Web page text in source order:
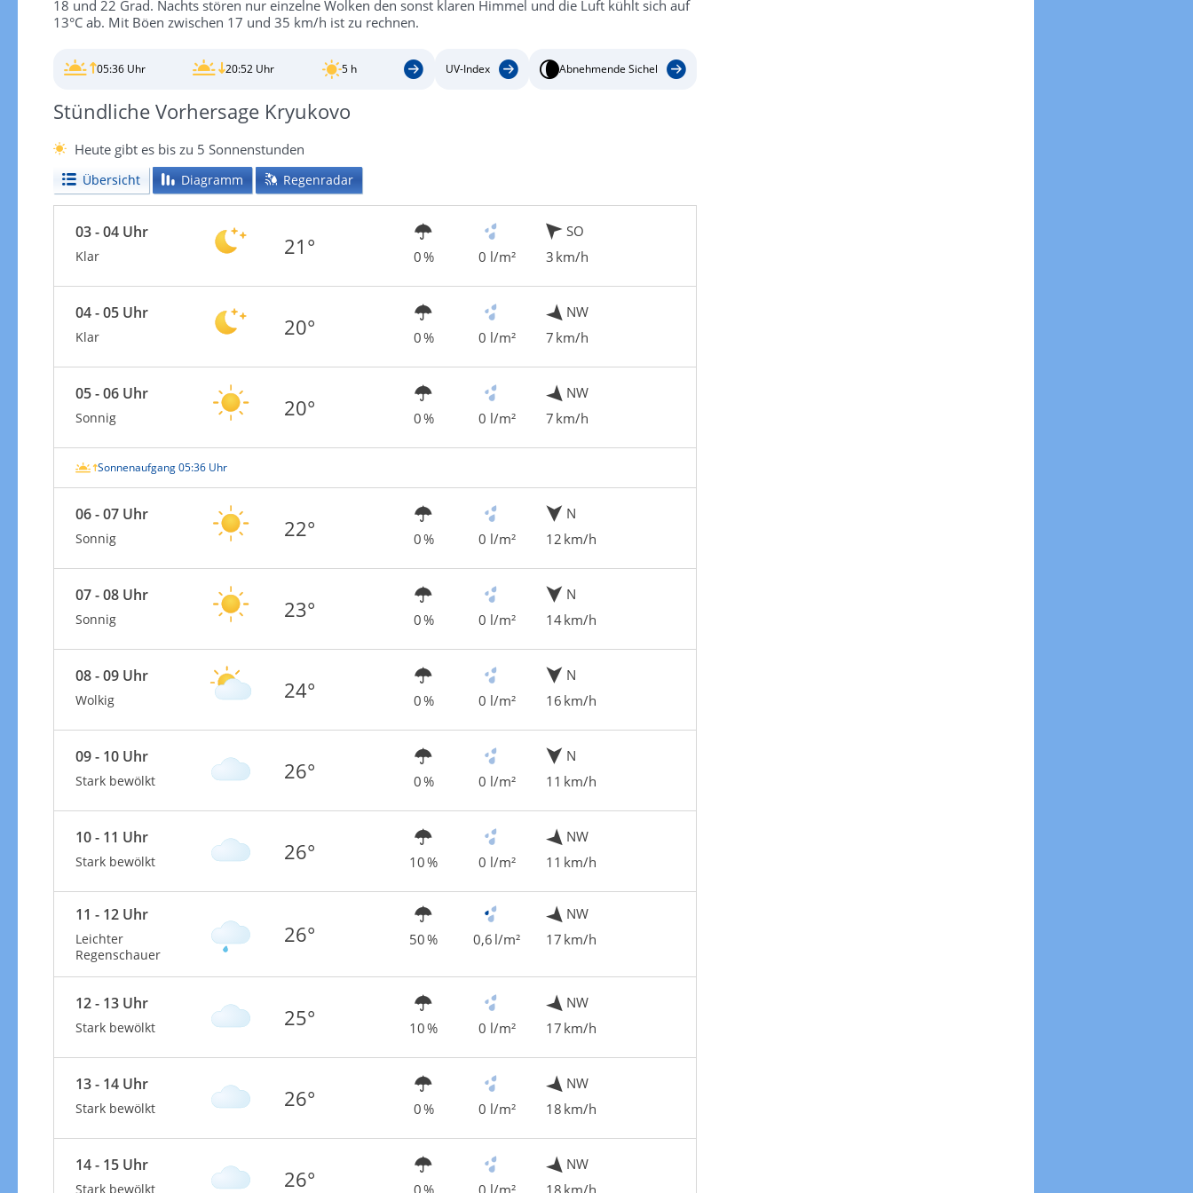
18 und 22 Grad. Nachts stören nur einzelne Wolken den sonst klaren Himmel und die Luft kühlt sich auf
13°C ab. Mit Böen zwischen 17 und 35 km/h ist zu rechnen.
05:36 Uhr 20:52 Uhr 5 h UV-Index Abnehmende Sichel
Stündliche Vorhersage Kryukovo
Heute gibt es bis zu 5 Sonnenstunden
Übersicht Diagramm Regenradar
03 - 04 Uhr
Klar 21° 0 % 0 l/m²
SO
3 km/h
04 - 05 Uhr
Klar 20° 0 % 0 l/m²
NW
7 km/h
05 - 06 Uhr
Sonnig 20° 0 % 0 l/m²
NW
7 km/h
Sonnenaufgang 05:36 Uhr
06 - 07 Uhr
Sonnig 22° 0 % 0 l/m²
N
12 km/h
07 - 08 Uhr
Sonnig 23° 0 % 0 l/m²
N
14 km/h
08 - 09 Uhr
Wolkig 24° 0 % 0 l/m²
N
16 km/h
09 - 10 Uhr
Stark bewölkt 26° 0 % 0 l/m²
N
11 km/h
10 - 11 Uhr
Stark bewölkt 26° 10 % 0 l/m²
NW
11 km/h
11 - 12 Uhr
Leichter
Regenschauer
26° 50 % 0,6 l/m²
NW
17 km/h
12 - 13 Uhr
Stark bewölkt 25° 10 % 0 l/m²
NW
17 km/h
13 - 14 Uhr
Stark bewölkt 26° 0 % 0 l/m²
NW
18 km/h
14 - 15 Uhr
Stark bewölkt 26° 0 % 0 l/m²
NW
18 km/h